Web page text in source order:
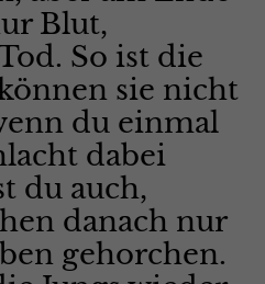
Blut,
So ist die
sie nicht
du einmal
dabei
du auch,
danach nur
gehorchen.